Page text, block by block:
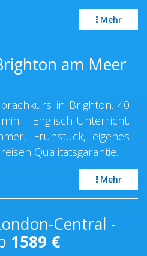
Mehr
am Meer
in Brighton. 40
Englisch-Unterricht.
Frühstück, eigenes
Qualitätsgarantie.
Mehr
Central -
1589 €